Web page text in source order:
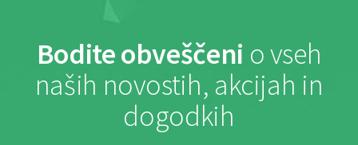
Bodite obveščeni o vseh
naših novostih, akcijah in
dogodkih